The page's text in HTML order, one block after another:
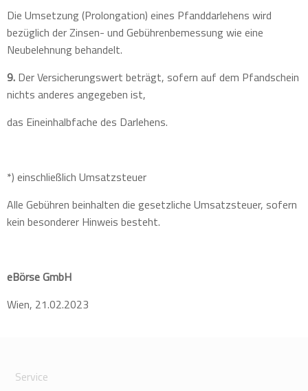
Die Umsetzung (Prolongation) eines Pfanddarlehens wird
bezüglich der Zinsen- und Gebührenbemessung wie eine
Neubelehnung behandelt.
9. Der Versicherungswert beträgt, sofern auf dem Pfandschein
nichts anderes angegeben ist,
das Eineinhalbfache des Darlehens.
*) einschließlich Umsatzsteuer
Alle Gebühren beinhalten die gesetzliche Umsatzsteuer, sofern
kein besonderer Hinweis besteht.
eBörse GmbH
Wien, 21.02.2023
Service